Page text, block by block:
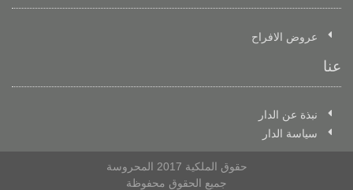
عروض الافراح
عنا
نبذة عن الدار
سياسة الدار
حقوق الملكية 2017 المحروسة
جميع الحقوق محفوظة